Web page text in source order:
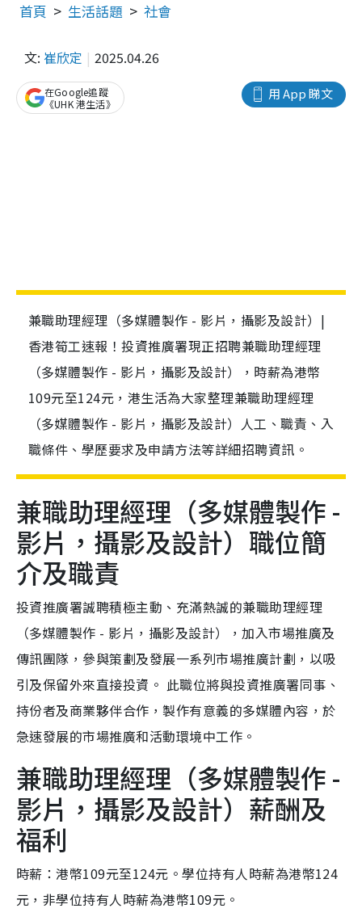
首頁 生活話題 社會
文: 崔欣定 2025.04.26
用 App 睇文
在Google追蹤
《UHK 港生活》
兼職助理經理（多媒體製作 - 影片，攝影及設計）|
香港筍工速報！投資推廣署現正招聘兼職助理經理
（多媒體製作 - 影片，攝影及設計），時薪為港幣
109元至124元，港生活為大家整理兼職助理經理
（多媒體製作 - 影片，攝影及設計）人工、職責、入
職條件、學歷要求及申請方法等詳細招聘資訊。
兼職助理經理（多媒體製作 -
影片，攝影及設計）職位簡
介及職責
投資推廣署誠聘積極主動、充滿熱誠的兼職助理經理
（多媒體製作 - 影片，攝影及設計），加入市場推廣及
傳訊團隊，參與策劃及發展一系列市場推廣計劃，以吸
引及保留外來直接投資。 此職位將與投資推廣署同事、
持份者及商業夥伴合作，製作有意義的多媒體內容，於
急速發展的市場推廣和活動環境中工作。
兼職助理經理（多媒體製作 -
影片，攝影及設計）薪酬及
福利
時薪：港幣109元至124元。學位持有人時薪為港幣124
元，非學位持有人時薪為港幣109元。